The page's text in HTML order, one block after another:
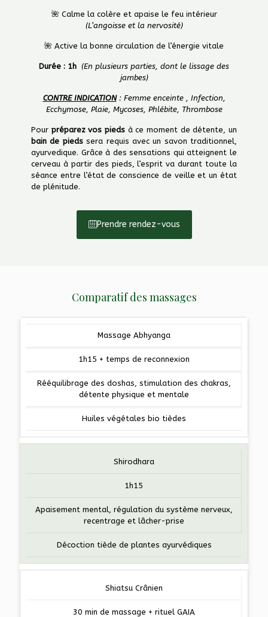
🌺 Calme la colère et apaise le feu intérieur
(L’angoisse et la nervosité)
🌺 Active la bonne circulation de l’énergie vitale
Durée : 1h (En plusieurs parties, dont le lissage des
jambes)
CONTRE INDICATION: Femme enceinte , Infection,
Ecchymose, Plaie, Mycoses, Phlébite, Thrombose
Pour préparez vos pieds à ce moment de détente, un
bain de piedssera requis avec un savon traditionnel,
ayurvedique. Grâce à des sensations qui atteignent le
cerveau à partir des pieds, l’esprit va durant toute la
séance entre l’état de conscience de veille et un état
de plénitude.
Prendre rendez-vous
Comparatif des massages
Massage Abhyanga
1h15 + temps de reconnexion
Rééquilibrage des doshas, stimulation des chakras,
détente physique et mentale
Huiles végétales bio tièdes
Shirodhara
1h15
Apaisement mental, régulation du système nerveux,
recentrage et lâcher-prise
Décoction tiède de plantes ayurvédiques
Shiatsu Crânien
30 min de massage + rituel GAIA